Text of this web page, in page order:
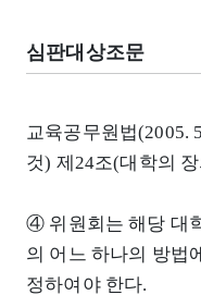
심판대상조문
교육공무원법(2005.
것) 제24조(대학의
④ 위원회는 해당 대
의 어느 하나의 방법
정하여야 한다.